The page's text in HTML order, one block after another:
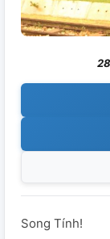
Song Tính!